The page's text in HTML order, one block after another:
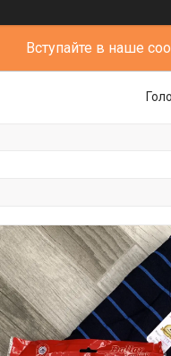
Вступайте в наше